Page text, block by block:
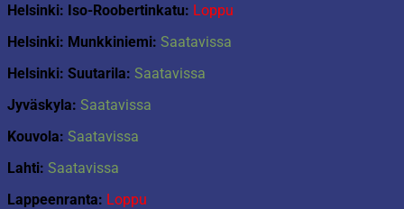
Helsinki: Iso-Roobertinkatu: Loppu
Helsinki: Munkkiniemi: Saatavissa
Helsinki: Suutarila: Saatavissa
Jyväskyla: Saatavissa
Kouvola: Saatavissa
Lahti: Saatavissa
Lappeenranta: Loppu